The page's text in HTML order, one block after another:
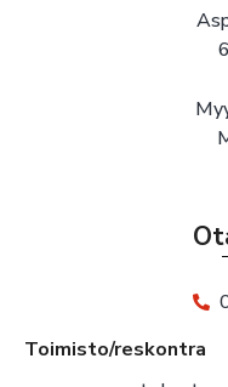
Toimisto/reskontra